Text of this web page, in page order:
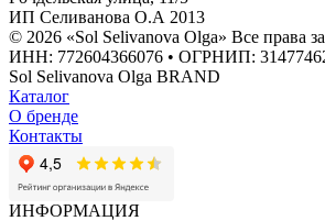
ИП Селиванова О.А 2013
© 2026 «Sol Selivanova Olga» Все права
ИНН: 772604366076 • ОГРНИП:
Sol Selivanova Olga BRAND
Каталог
О бренде
Контакты
ИНФОРМАЦИЯ